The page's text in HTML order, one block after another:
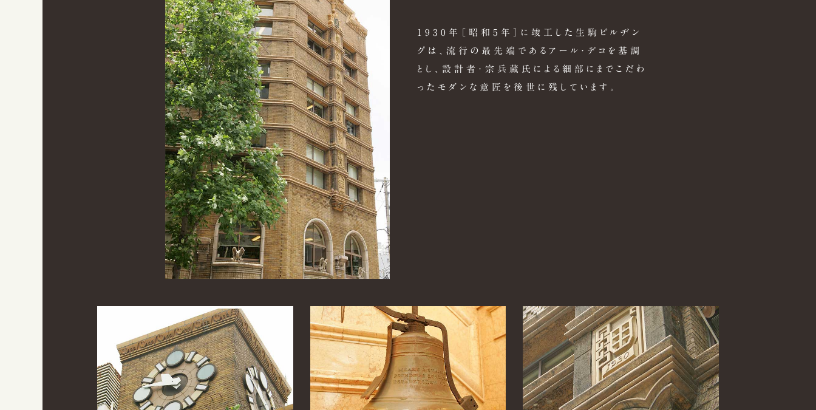
1930年［昭和5年］に竣工した生駒ビルヂン
グは、流行の最先端であるアール・デコを基調
とし、設計者・宗兵蔵氏による細部にまでこだわ
ったモダンな意匠を後世に残しています。